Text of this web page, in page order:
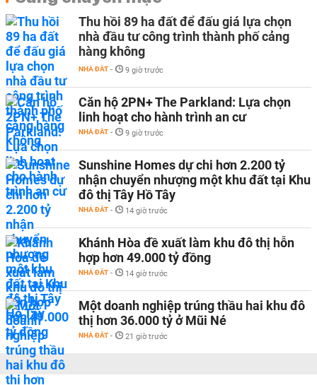
Thu hồi 89 ha đất để đấu giá lựa chọn
nhà đầu tư công trình thành phố cảng
hàng không
NHÀ ĐẤT - 9 giờ trước
Căn hộ 2PN+ The Parkland: Lựa chọn
linh hoạt cho hành trình an cư
NHÀ ĐẤT - 9 giờ trước
Sunshine Homes dự chi hơn 2.200 tỷ
nhận chuyển nhượng một khu đất tại Khu
đô thị Tây Hồ Tây
NHÀ ĐẤT - 14 giờ trước
Khánh Hòa đề xuất làm khu đô thị hỗn
hợp hơn 49.000 tỷ đồng
NHÀ ĐẤT - 14 giờ trước
Một doanh nghiệp trúng thầu hai khu đô
thị hơn 36.000 tỷ ở Mũi Né
NHÀ ĐẤT - 21 giờ trước